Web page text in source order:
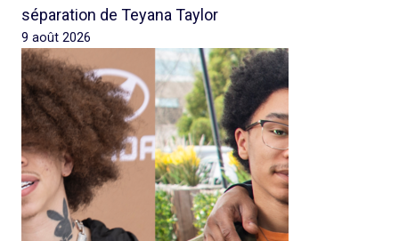
séparation de Teyana Taylor
9 août 2026